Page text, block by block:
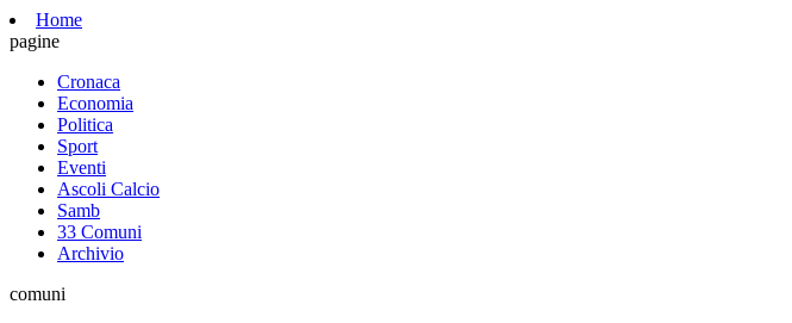
Home
pagine
Cronaca
Economia
Politica
Sport
Eventi
Ascoli Calcio
Samb
33 Comuni
Archivio
comuni